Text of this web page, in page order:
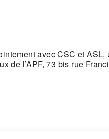
avec CSC et
de l’APF, 73 bis rue